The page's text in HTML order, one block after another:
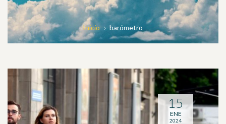
Inicio barómetro
15
ENE
2024